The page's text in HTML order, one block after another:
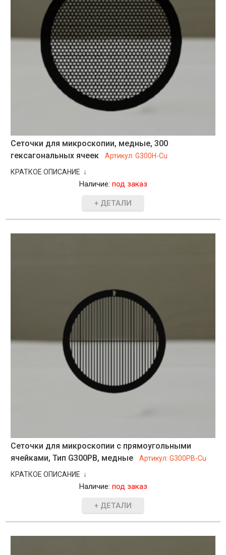
Сеточки для микроскопии, медные, 300
гексагональных ячеек
Артикул:G300H-Cu
КРАТКОЕ ОПИСАНИЕ ↓
Наличие: под заказ
+ ДЕТАЛИ
Сеточки для микроскопии с прямоугольными
ячейками, Тип G300PB, медные
Артикул:G300PB-Cu
КРАТКОЕ ОПИСАНИЕ ↓
Наличие: под заказ
+ ДЕТАЛИ